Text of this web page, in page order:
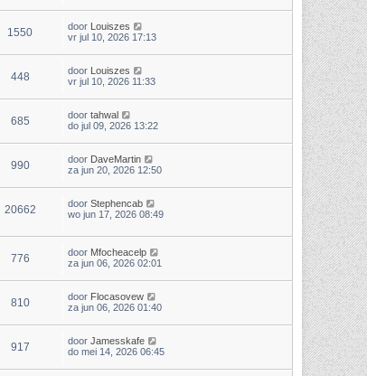
1550 door Louiszes
vr jul 10, 2026 17:13
448 door Louiszes
vr jul 10, 2026 11:33
685 door tahwal
do jul 09, 2026 13:22
990 door DaveMartin
za jun 20, 2026 12:50
20662 door Stephencab
wo jun 17, 2026 08:49
776 door Mfocheacelp
za jun 06, 2026 02:01
810 door Flocasovew
za jun 06, 2026 01:40
917 door Jamesskafe
do mei 14, 2026 06:45